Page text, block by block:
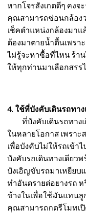
หากโจรสังเกตดีๆ คงจ
คุณสามารถซ่อนกล้องว
เช็คตำแหน่งกล้องมาแ
ต้องมาตายน้ำตื้นเพรา
ไม่รู้จะหาซื้อที่ไหน ร้า
ให้ทุกท่านมาเลือกสรร
4. ใช้ที่บังคับเดินรถทาง
ที่บังคับเดินรถทางเ
ในหลายโอกาส เพรา
เพื่อบังคับไม่ให้รถเข้า
บังคับรถเดินทางเดียว
บังเอิญขับรถมาเหยียบ
ทำอันตรายต่อยางรถ
ข้างในเพื่อใช้มันแทน
คุณสามารถกดรีโมทเ